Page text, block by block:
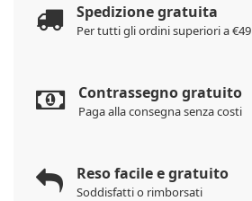
Spedizione gratuita
Per tutti gli ordini superiori a €49
Contrassegno gratuito
Paga alla consegna senza costi
Reso facile e gratuito
Soddisfatti o rimborsati